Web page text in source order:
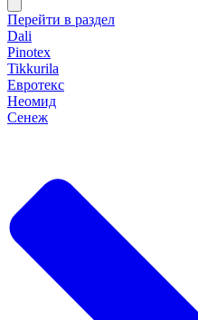
Перейти в раздел
Dali
Pinotex
Tikkurila
Евротекс
Неомид
Сенеж